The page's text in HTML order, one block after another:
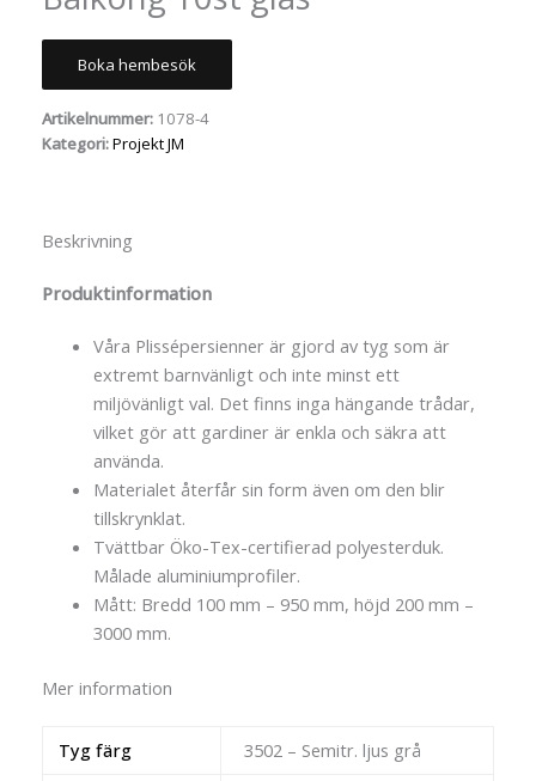
Boka hembesök
Artikelnummer: 1078-4
Kategori:Projekt JM
Beskrivning
Produktinformation
Våra Plissépersienner är gjord av tyg som är
extremt barnvänligt och inte minst ett
miljövänligt val. Det finns inga hängande trådar,
vilket gör att gardiner är enkla och säkra att
använda.
Materialet återfår sin form även om den blir
tillskrynklat.
Tvättbar Öko-Tex-certifierad polyesterduk.
Målade aluminiumprofiler.
Mått: Bredd 100 mm – 950 mm, höjd 200 mm –
3000 mm.
Mer information
Tyg färg
3502 – Semitr. ljus grå